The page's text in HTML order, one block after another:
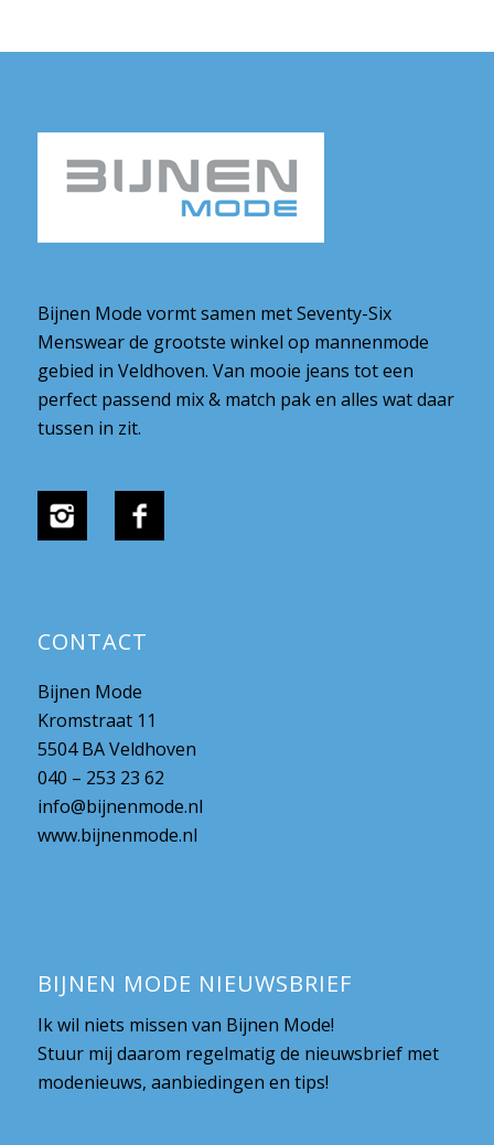
Bijnen Mode vormt samen met Seventy-Six
Menswear de grootste winkel op mannenmode
gebied in Veldhoven. Van mooie jeans tot een
perfect passend mix & match pak en alles wat daar
tussen in zit.
CONTACT
Bijnen Mode
Kromstraat 11
5504 BA Veldhoven
040 – 253 23 62
info@bijnenmode.nl
www.bijnenmode.nl
BIJNEN MODE NIEUWSBRIEF
Ik wil niets missen van Bijnen Mode!
Stuur mij daarom regelmatig de nieuwsbrief met
modenieuws, aanbiedingen en tips!